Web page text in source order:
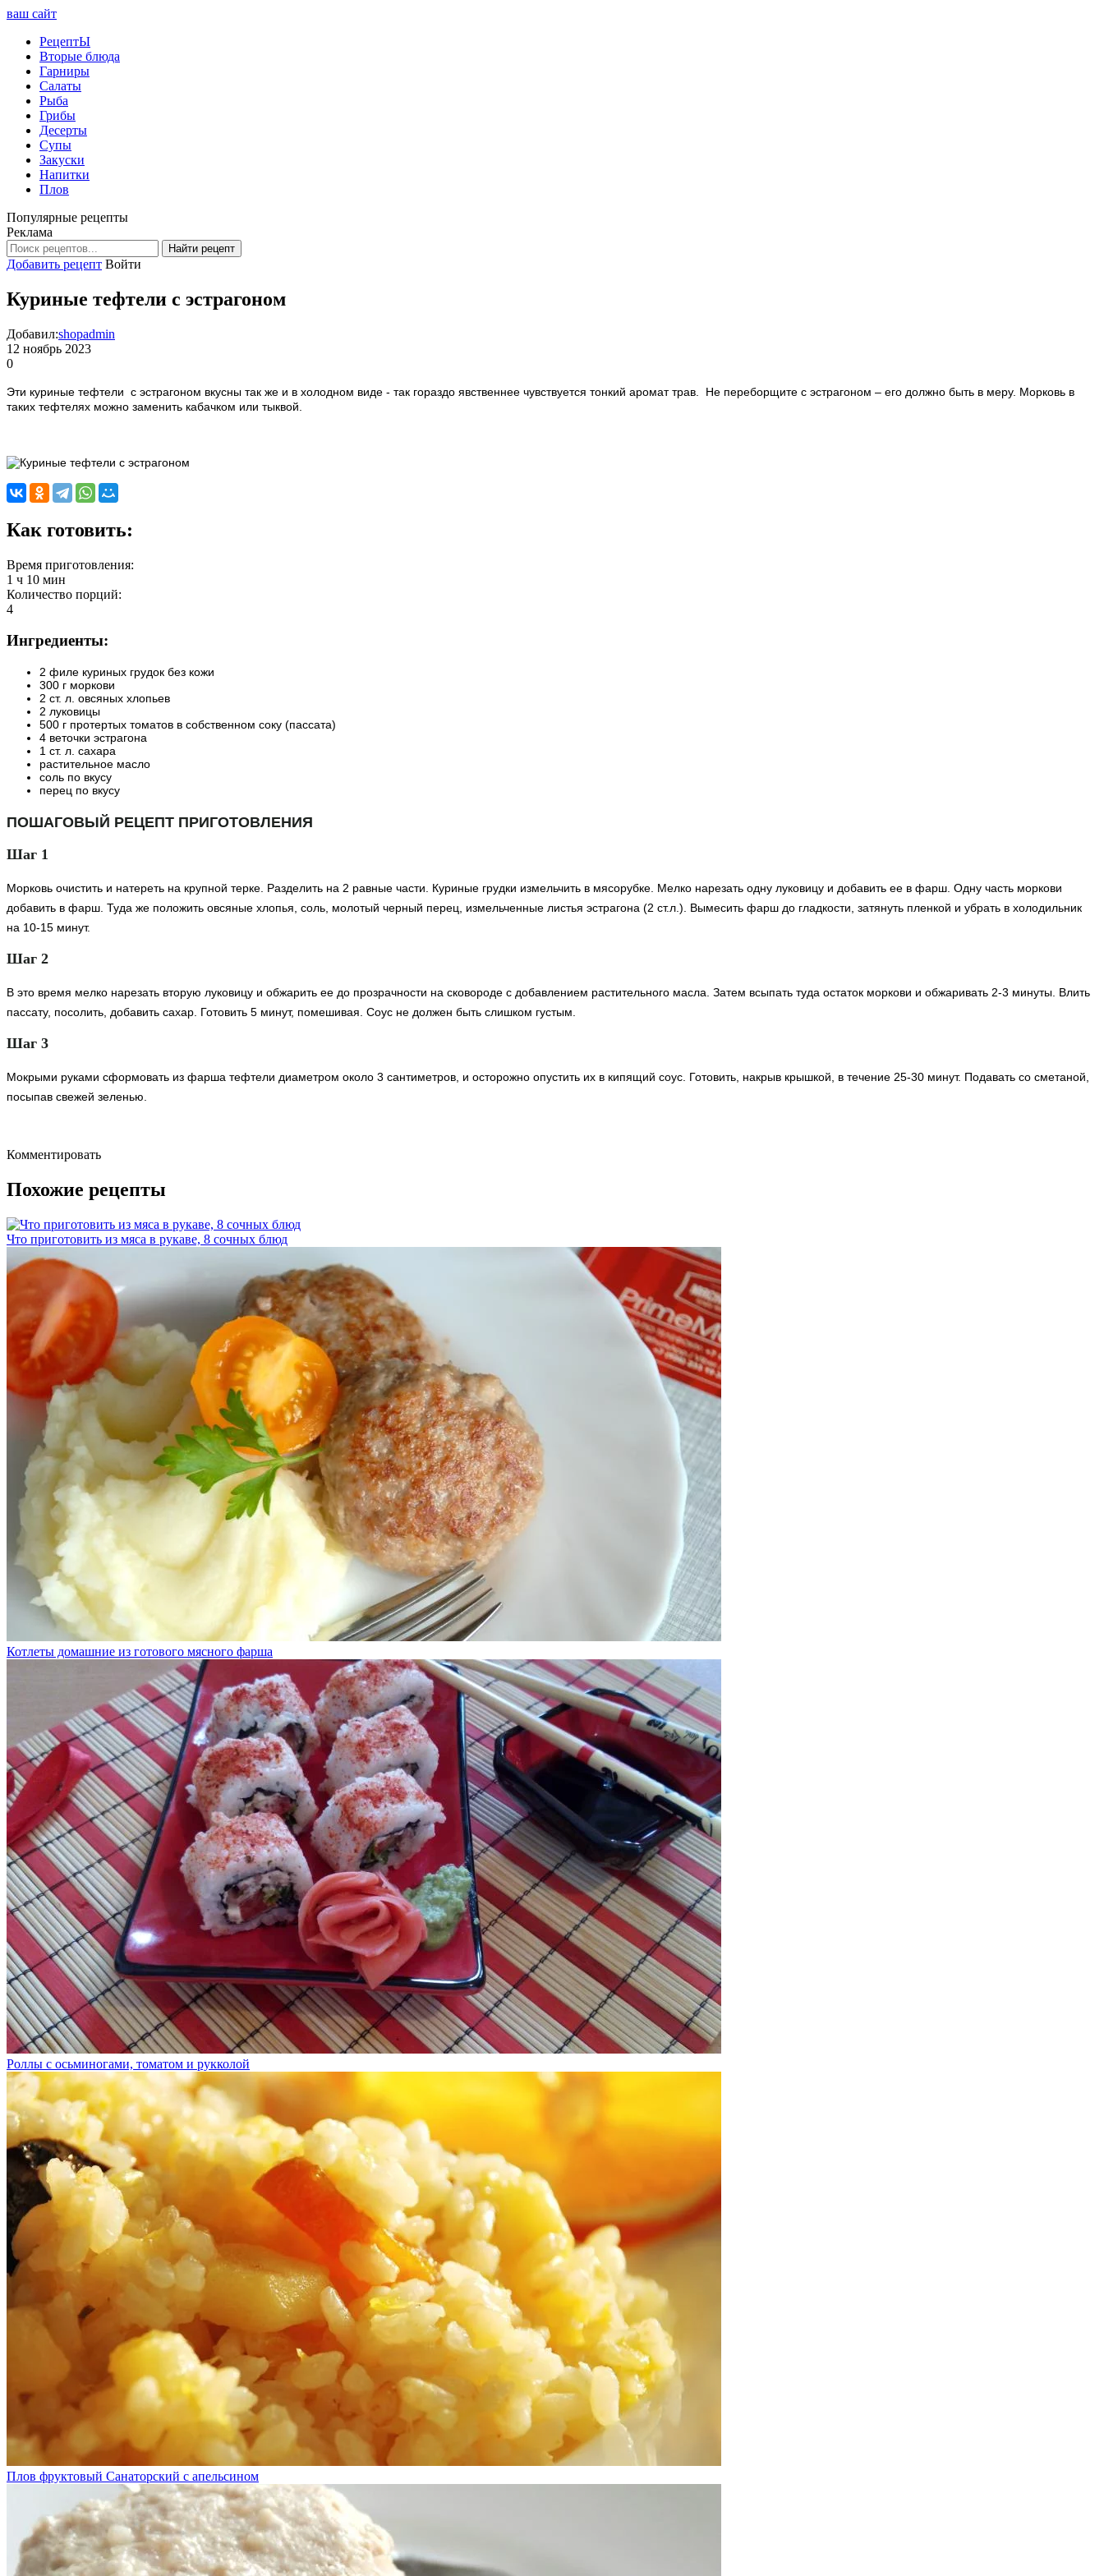
ваш сайт
РецептЫ
Вторые блюда
Гарниры
Салаты
Рыба
Грибы
Десерты
Супы
Закуски
Напитки
Плов
Популярные рецепты
Реклама
Найти рецепт
Добавить рецепт Войти
Куриные тефтели с эстрагоном
Добавил:shopadmin
12 ноябрь 2023
0
Эти куриные тефтели с эстрагоном вкусны так же и в холодном виде - так гораздо явственнее чувствуется тонкий аромат трав. Не переборщите с эстрагоном – его должно быть в меру. Морковь в
таких тефтелях можно заменить кабачком или тыквой.
Как готовить:
Время приготовления:
1 ч 10 мин
Количество порций:
4
Ингредиенты:
2 филе куриных грудок без кожи
300 г моркови
2 ст. л. овсяных хлопьев
2 луковицы
500 г протертых томатов в собственном соку (пассата)
4 веточки эстрагона
1 ст. л. сахара
растительное масло
соль по вкусу
перец по вкусу
ПОШАГОВЫЙ РЕЦЕПТ ПРИГОТОВЛЕНИЯ
Шаг 1
Морковь очистить и натереть на крупной терке. Разделить на 2 равные части. Куриные грудки измельчить в мясорубке. Мелко нарезать одну луковицу и добавить ее в фарш. Одну часть моркови
добавить в фарш. Туда же положить овсяные хлопья, соль, молотый черный перец, измельченные листья эстрагона (2 ст.л.). Вымесить фарш до гладкости, затянуть пленкой и убрать в холодильник
на 10-15 минут.
Шаг 2
В это время мелко нарезать вторую луковицу и обжарить ее до прозрачности на сковороде с добавлением растительного масла. Затем всыпать туда остаток моркови и обжаривать 2-3 минуты. Влить
пассату, посолить, добавить сахар. Готовить 5 минут, помешивая. Соус не должен быть слишком густым.
Шаг 3
Мокрыми руками сформовать из фарша тефтели диаметром около 3 сантиметров, и осторожно опустить их в кипящий соус. Готовить, накрыв крышкой, в течение 25-30 минут. Подавать со сметаной,
посыпав свежей зеленью.
Комментировать
Похожие рецепты
Что приготовить из мяса в рукаве, 8 сочных блюд
Котлеты домашние из готового мясного фарша
Роллы с осьминогами, томатом и рукколой
Плов фруктовый Санаторский с апельсином